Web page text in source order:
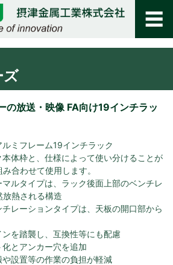
ズ
の放送・映像 FA向け19インチラッ
ミフレーム19インチラック
体枠と、仕様によって使い分けることが
合わせて使用します。
ルタイプは、ラック後面上部のベンチレ
熱される構造
レーションタイプは、天板の開口部から
を踏襲し、互換性等にも配慮
とアンカー穴を追加
設置等の作業の負担が軽減